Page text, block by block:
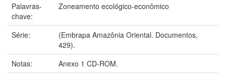
Palavras-
chave:
Zoneamento ecológico-econômico
Série:
(Embrapa Amazônia Oriental. Documentos,
429).
Notas:
Anexo 1 CD-ROM.